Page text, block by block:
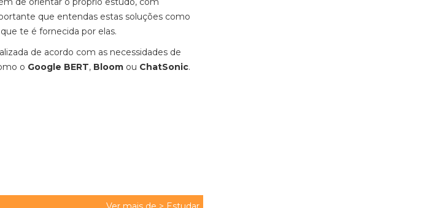
que entendas estas soluções como
te é fornecida por elas.
de acordo com as necessidades de
o Google BERT, Bloom ou ChatSonic.